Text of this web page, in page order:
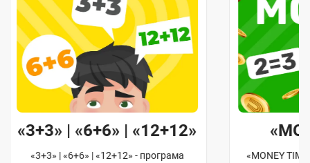
«3+3» | «6+6» | «12+12»
«3+3» | «6+6» | «12+12» - програма
«MONEY